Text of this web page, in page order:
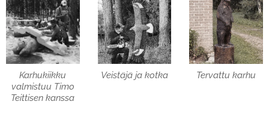
Karhukiikku
valmistuu Timo
Teittisen kanssa
Veistäjä ja kotka Tervattu karhu